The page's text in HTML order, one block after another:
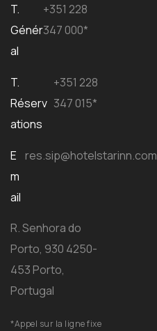
T.
Génér
al
+351 228
347 000*
T.
Réserv
ations
+351 228
347 015*
E
m
ail
res.sip@hotelstarinn.com
R. Senhora do
Porto, 930 4250-
453 Porto,
Portugal
*Appel sur la ligne fixe